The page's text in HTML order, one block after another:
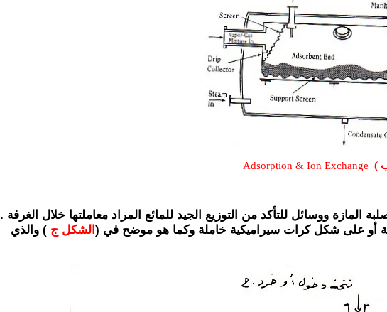
)
Adsorption & Ion Exchange
المازة ووسائل للتأكد من التوزيع الجيد للمائع المراد معاملتها خلال الغرفة .
أو على شكل كرات سيراميكية خاملة وكما هو موضح في ( الشكل ج ) والذي